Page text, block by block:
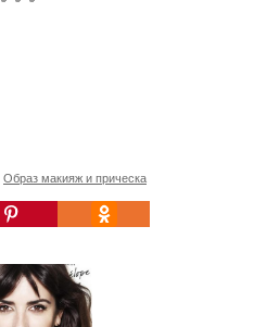
Образ макияж и прическа